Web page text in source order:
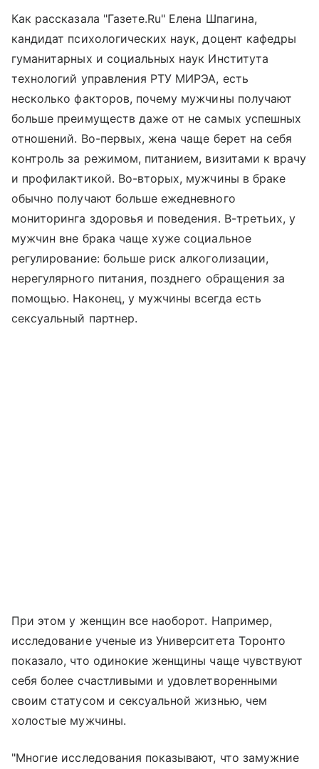
Как рассказала "Газете.Ru" Елена Шпагина,
кандидат психологических наук, доцент кафедры
гуманитарных и социальных наук Института
технологий управления РТУ МИРЭА, есть
несколько факторов, почему мужчины получают
больше преимуществ даже от не самых успешных
отношений. Во-первых, жена чаще берет на себя
контроль за режимом, питанием, визитами к врачу
и профилактикой. Во-вторых, мужчины в браке
обычно получают больше ежедневного
мониторинга здоровья и поведения. В-третьих, у
мужчин вне брака чаще хуже социальное
регулирование: больше риск алкоголизации,
нерегулярного питания, позднего обращения за
помощью. Наконец, у мужчины всегда есть
сексуальный партнер.
При этом у женщин все наоборот. Например,
исследование ученые из Университета Торонто
показало, что одинокие женщины чаще чувствуют
себя более счастливыми и удовлетворенными
своим статусом и сексуальной жизнью, чем
холостые мужчины.
"Многие исследования показывают, что замужние